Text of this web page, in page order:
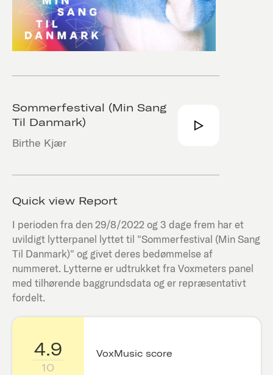
Sommerfestival (Min Sang
Til Danmark)
Birthe Kjær
Quick view Report
I perioden fra den29/8/2022 og 3 dage frem har et
uvildigt lytterpanel lyttet til "Sommerfestival (Min Sang
Til Danmark)" og givet deres bedømmelse af
nummeret. Lytterne er udtrukket fra Voxmeters panel
med tilhørende baggrundsdata og er repræsentativt
fordelt.
4.9
10
VoxMusic score